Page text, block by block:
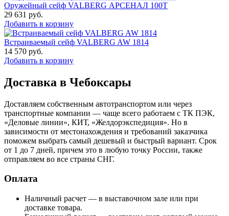
Оружейный сейф VALBERG АРСЕНАЛ 100Т
29 631 руб.
Добавить в корзину
Встраиваемый сейф VALBERG AW 1814
14 570 руб.
Добавить в корзину
Доставка в Чебоксары
Доставляем собственным автотранспортом или через
транспортные компании — чаще всего работаем с ТК ПЭК,
«Деловые линии», КИТ, «Желдорэкспедиция». Но в
зависимости от местонахождения и требований заказчика
поможем выбрать самый дешевый и быстрый вариант. Срок
от 1 до 7 дней, причем это в любую точку России, также
отправляем во все страны СНГ.
Оплата
Наличный расчет — в выставочном зале или при
доставке товара.